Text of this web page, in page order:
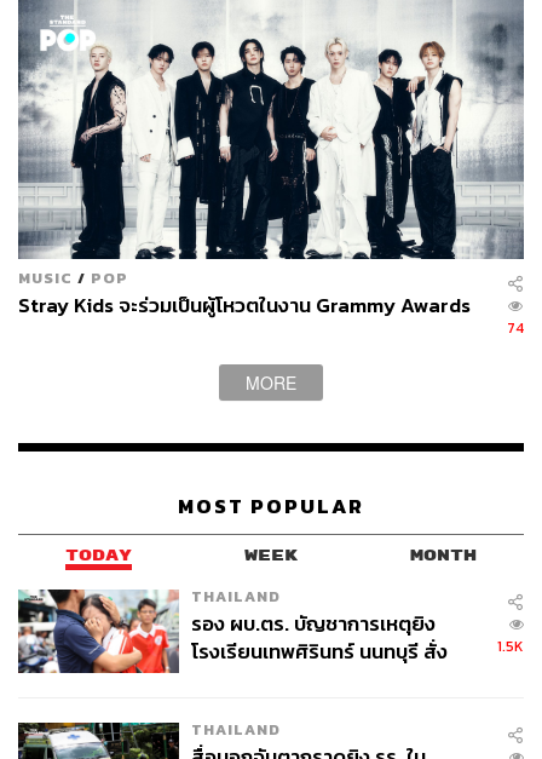
MUSIC / POP
Stray Kids จะร่วมเป็นผู้โหวตในงาน Grammy Awards
74
MORE
MOST POPULAR
TODAY WEEK MONTH
THAILAND
รอง ผบ.ตร. บัญชาการเหตุยิง
โรงเรียนเทพศิรินทร์ นนทบุรี สั่ง
1.5K
THAILAND